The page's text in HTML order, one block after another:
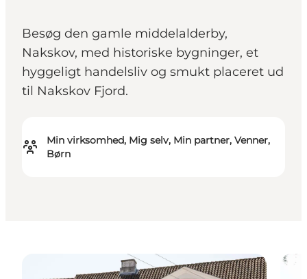
Besøg den gamle middelalderby,
Nakskov, med historiske bygninger, et
hyggeligt handelsliv og smukt placeret ud
til Nakskov Fjord.
Min virksomhed, Mig selv, Min partner, Venner,
Børn